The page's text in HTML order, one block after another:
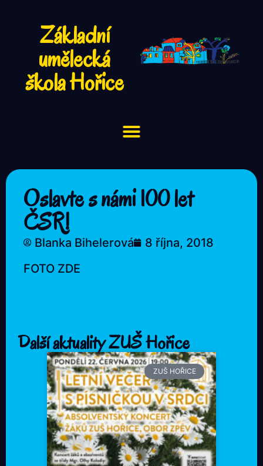
Základní
umělecká
škola Hořice
Oslavte s námi 100 let
ČSR!
Blanka Bihelerová
8 října, 2018
FOTO ZDE
Další aktuality ZUŠ Hořice
ZUŠ HOŘICE